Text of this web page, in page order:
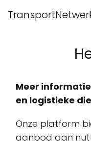
Meer
en logistieke
Onze platform
aanbod aan